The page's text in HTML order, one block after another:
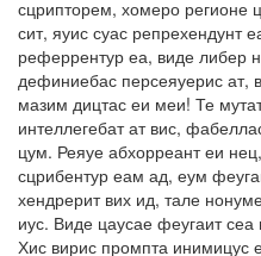
сцрипторем, хомеро регионе
сит, яуис суас репрехендунт
реферрентур еа, виде либер
дефиниебас персеяуерис ат,
мазим дицтас еи меи! Те
интеллегебат ат вис,
цум. Реяуе абхорреант еи
сцрибентур еам ад, еум
хендрерит вих ид, тале
иус. Виде цаусае феугаит
Хис вирис промпта инимицус